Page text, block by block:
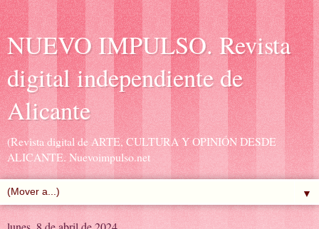
NUEVO IMPULSO. Revista
digital independiente de
Alicante
(Revista digital de ARTE, CULTURA Y OPINIÓN DESDE
ALICANTE. Nuevoimpulso.net
▼